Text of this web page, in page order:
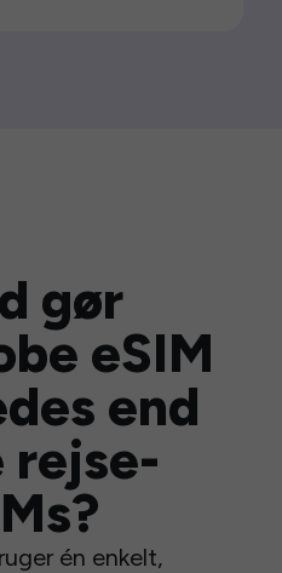
gør
eSIM
end
rejse-
én enkelt,